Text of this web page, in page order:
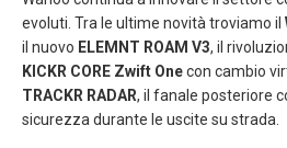
evoluti. Tra le ultime novità troviamo il
il nuovo ELEMNT ROAM V3, il
KICKR CORE Zwift Onecon cambio
TRACKR RADAR, il fanale posteriore
sicurezza durante le uscite su strada.